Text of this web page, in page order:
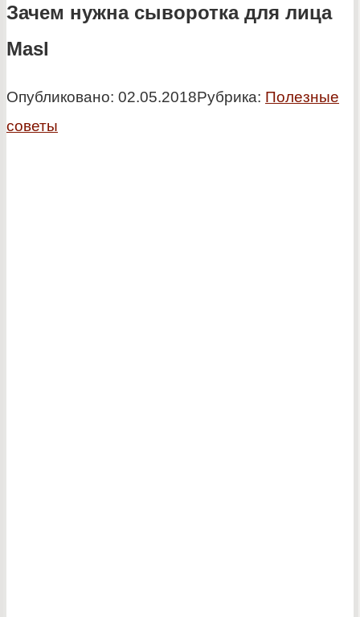
Зачем нужна сыворотка для лица
Masl
Опубликовано: 02.05.2018Рубрика: Полезные
советы